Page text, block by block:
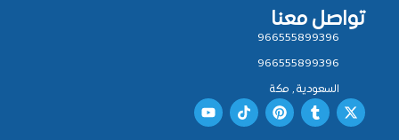
تواصل معنا
966555899396
966555899396
السعودية , مكة
X
-
T
u
P
i
T
i
Y
o